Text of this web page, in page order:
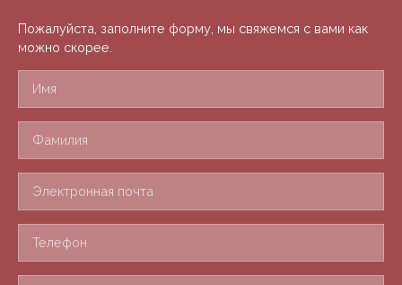
Пожалуйста, заполните форму, мы свяжемся с вами как
можно скорее.
Имя
Фамилия
Электронная почта
Телефон